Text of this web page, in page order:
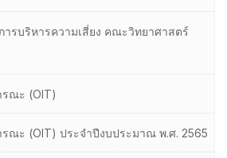
ารบริหารความเสี่ยง คณะวิทยาศาสตร์
รณะ (OIT)
รณะ (OIT) ประจำปีงบประมาณ พ.ศ. 2565